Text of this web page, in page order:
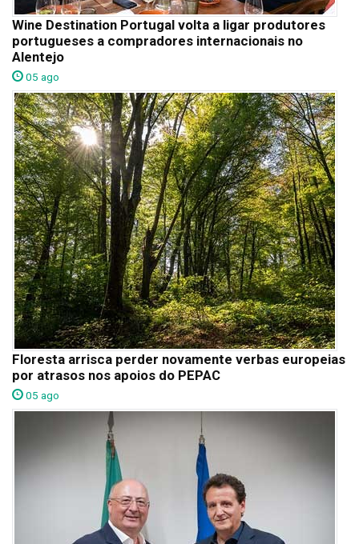
Wine Destination Portugal volta a ligar produtores
portugueses a compradores internacionais no
Alentejo
05 ago
Floresta arrisca perder novamente verbas europeias
por atrasos nos apoios do PEPAC
05 ago